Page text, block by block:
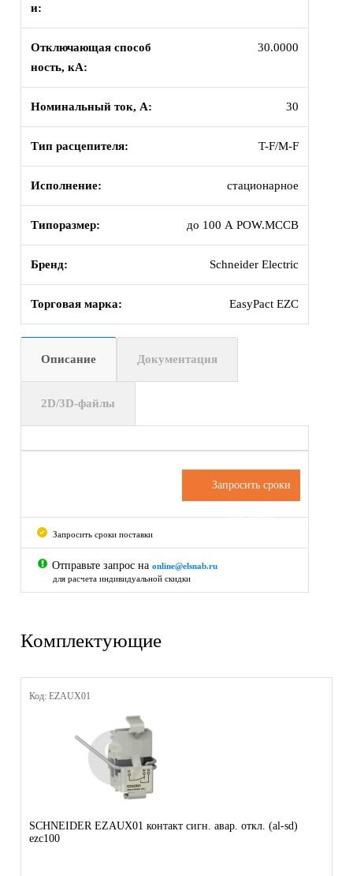
и:
Отключающая способ
ность, кА:
30.0000
Номинальный ток, А: 30
Тип расцепителя: T-F/M-F
Исполнение: стационарное
Типоразмер: до 100 А POW.MCCB
Бренд: Schneider Electric
Торговая марка: EasyPact EZC
Описание Документация
2D/3D-файлы
Запросить сроки
поставки
Запросить сроки поставки
Отправьте запрос на online@elsnab.ru
для расчета индивидуальной скидки
Комплектующие
Код: EZAUX01
SCHNEIDER EZAUX01 контакт сигн. авар. откл. (al-sd)
ezc100